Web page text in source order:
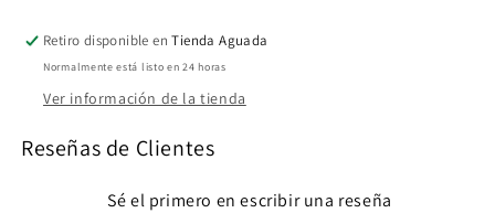
Retiro disponible enTienda Aguada
Normalmente está listo en 24 horas
Ver información de la tienda
Reseñas de Clientes
Sé el primero en escribir una reseña